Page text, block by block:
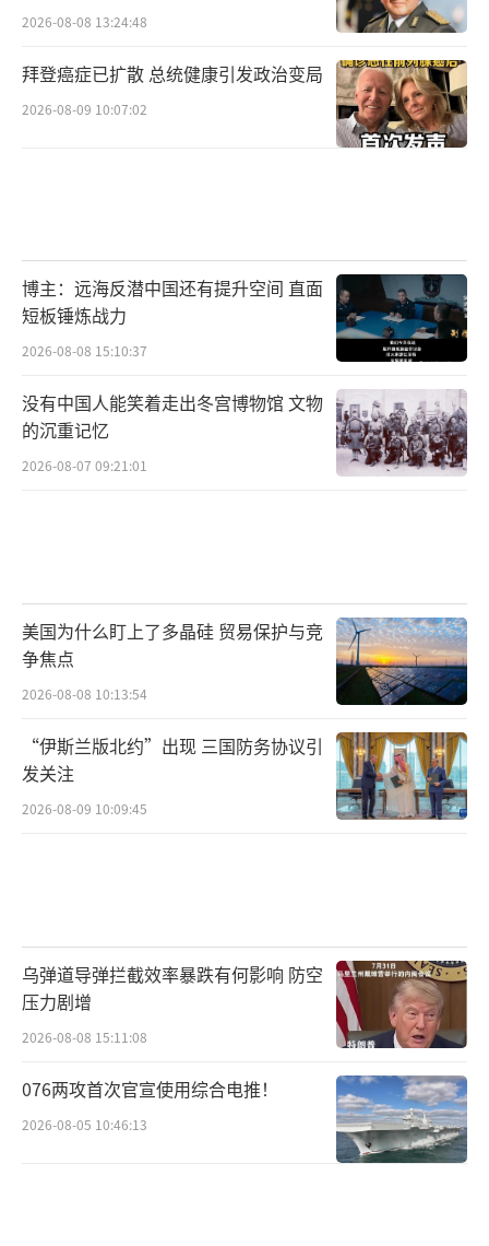
2026-08-08 13:24:48
拜登癌症已扩散 总统健康引发政治变局
2026-08-09 10:07:02
博主：远海反潜中国还有提升空间 直面
短板锤炼战力
2026-08-08 15:10:37
没有中国人能笑着走出冬宫博物馆 文物
的沉重记忆
2026-08-07 09:21:01
美国为什么盯上了多晶硅 贸易保护与竞
争焦点
2026-08-08 10:13:54
“伊斯兰版北约”出现 三国防务协议引
发关注
2026-08-09 10:09:45
乌弹道导弹拦截效率暴跌有何影响 防空
压力剧增
2026-08-08 15:11:08
076两攻首次官宣使用综合电推！
2026-08-05 10:46:13